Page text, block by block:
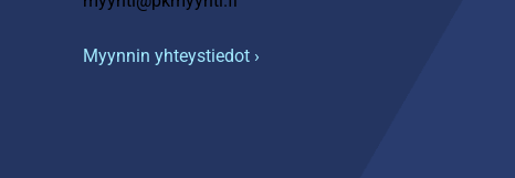
Myynnin yhteystiedot ›